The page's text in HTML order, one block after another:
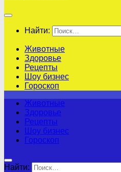
Найти:
Животные
Здоровье
Рецепты
Шоу бизнес
Гороскоп
Животные
Здоровье
Рецепты
Шоу бизнес
Гороскоп
Найти: